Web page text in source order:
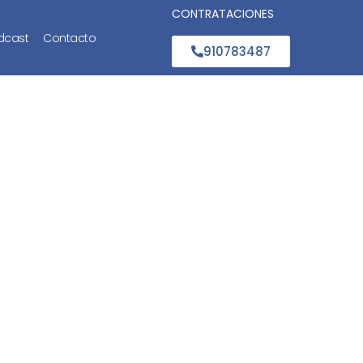
Contacto
CONTRATACIONES
910783487